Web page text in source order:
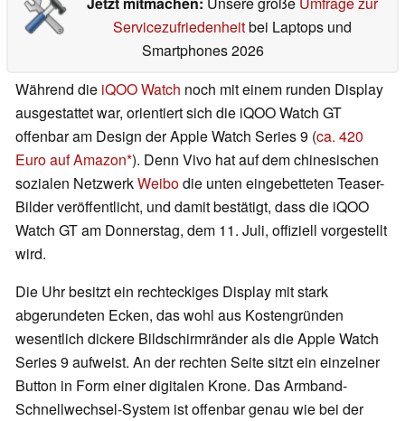
Servicezufriedenheitbei Laptops und
Smartphones 2026
Während die iQOO Watch noch mit einem runden Display
ausgestattet war, orientiert sich die iQOO Watch GT
offenbar am Design der Apple Watch Series 9 (ca. 420
Euro auf Amazon ). Denn Vivo hat auf dem chinesischen
sozialen NetzwerkWeibodie unten eingebetteten Teaser-
Bilder veröffentlicht, und damit bestätigt, dass die iQOO
Watch GT am Donnerstag, dem 11. Juli, offiziell vorgestellt
wird.
Die Uhr besitzt ein rechteckiges Display mit stark
abgerundeten Ecken, das wohl aus Kostengründen
wesentlich dickere Bildschirmränder als die Apple Watch
Series 9 aufweist. An der rechten Seite sitzt ein einzelner
Button in Form einer digitalen Krone. Das Armband-
Schnellwechsel-System ist offenbar genau wie bei der